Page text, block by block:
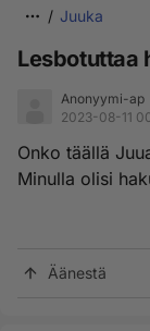
Juuka
Lesbotuttaa
Anonyymi-ap
2023-08-11
Onko täällä
Minulla olisi
Äänestä